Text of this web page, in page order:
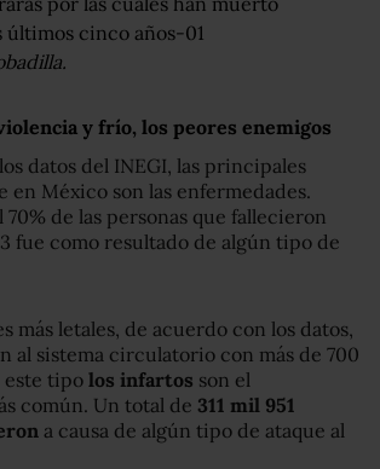
y frío, los peores enemigos
datos del INEGI, las principales
en México son las enfermedades.
de las personas que fallecieron
fue como resultado de algún tipo de
más letales, de acuerdo con los datos,
al sistema circulatorio con más de 700
este tipo los infartos son el
común. Un total de 311 mil 951
a causa de algún tipo de ataque al